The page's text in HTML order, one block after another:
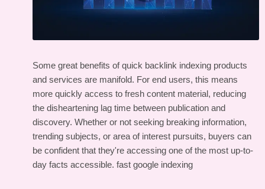
Some great benefits of quick backlink indexing products
and services are manifold. For end users, this means
more quickly access to fresh content material, reducing
the disheartening lag time between publication and
discovery. Whether or not seeking breaking information,
trending subjects, or area of interest pursuits, buyers can
be confident that they're accessing one of the most up-to-
day facts accessible. fast google indexing